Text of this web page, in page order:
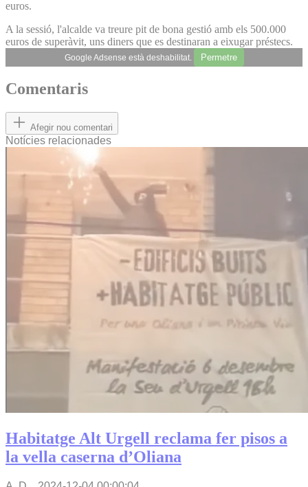
euros.
A la sessió, l'alcalde va treure pit de bona gestió amb els 500.000
euros de superàvit, uns diners que es destinaran a eixugar préstecs.
Google Adsense està deshabilitat. Permetre
Comentaris
Afegir nou comentari
Notícies relacionades
Habitatge Alt Urgell reclama fer pisos a
la vella caserna d’Oliana